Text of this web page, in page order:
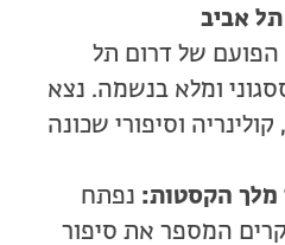
תל אביב
של דרום תל
ומלא בנשמה. נצא
וסיפורי שכונה
מלך הקסטות: נפתח
המספר את סיפור